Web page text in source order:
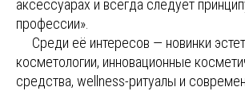
аксессуарах и всегда следует
профессии».
Среди её интересов — новинки
косметологии, инновационные
средства, wellness-ритуалы и